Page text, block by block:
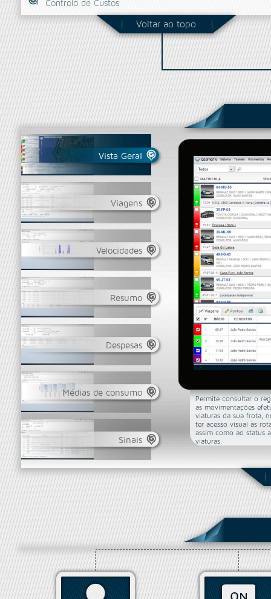
Controlo de Custos
Voltar ao topo
Vista Geral
Viagens
Velocidades
Resumo
Despesas
Médias de consumo
Sinais
Permite consultar o
as movimentações
viaturas da sua frota,
ter acesso visual às
assim como ao status
viaturas.